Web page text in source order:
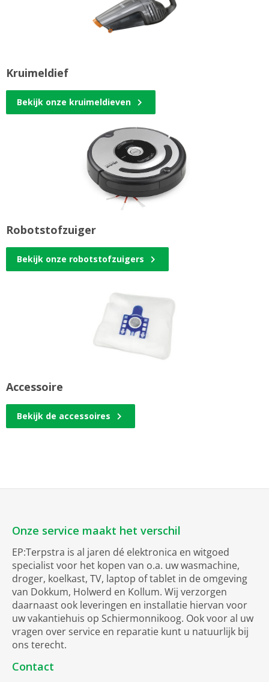
Kruimeldief
Bekijk onze kruimeldieven
Robotstofzuiger
Bekijk onze robotstofzuigers
Accessoire
Bekijk de accessoires
Onze service maakt het verschil
EP:Terpstra is al jaren dé elektronica en witgoed
specialist voor het kopen van o.a. uw wasmachine,
droger, koelkast, TV, laptop of tablet in de omgeving
van Dokkum, Holwerd en Kollum. Wij verzorgen
daarnaast ook leveringen en installatie hiervan voor
uw vakantiehuis op Schiermonnikoog. Ook voor al uw
vragen over service en reparatie kunt u natuurlijk bij
ons terecht.
Contact